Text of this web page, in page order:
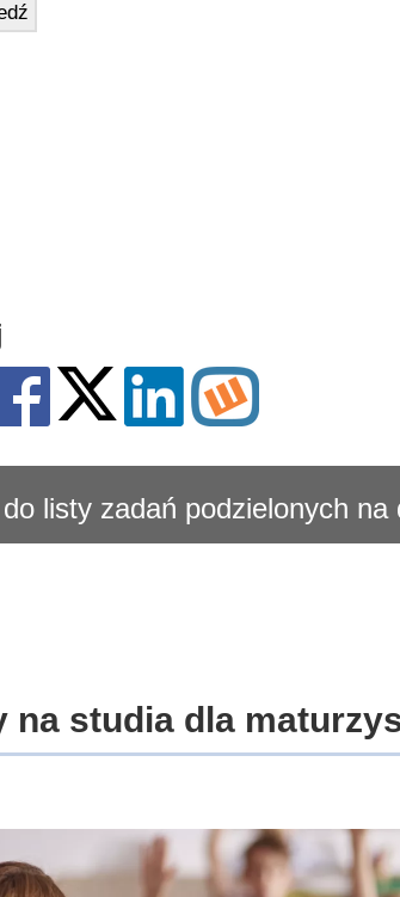
listy zadań podzielonych na
na studia dla